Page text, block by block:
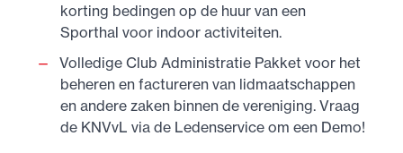
korting bedingen op de huur van een
Sporthal voor indoor activiteiten.
Volledige Club Administratie Pakket voor het
beheren en factureren van lidmaatschappen
en andere zaken binnen de vereniging. Vraag
de KNVvL via de Ledenservice om een Demo!